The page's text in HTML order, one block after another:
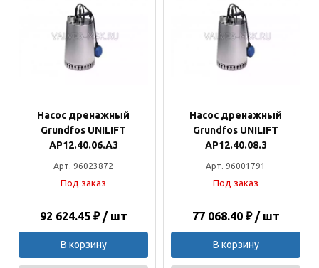
Насос дренажный
Grundfos UNILIFT
AP12.40.06.A3
Арт. 96023872
Под заказ
92 624.45 ₽ / шт
В корзину
Насос дренажный
Grundfos UNILIFT
AP12.40.08.3
Арт. 96001791
Под заказ
77 068.40 ₽ / шт
В корзину